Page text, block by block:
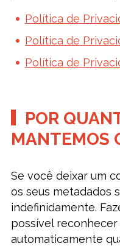
Política de
Política de
Política de
POR
MANTEMOS
Se você deixar um
os seus metadados
indefinidamente.
possível
automaticamente